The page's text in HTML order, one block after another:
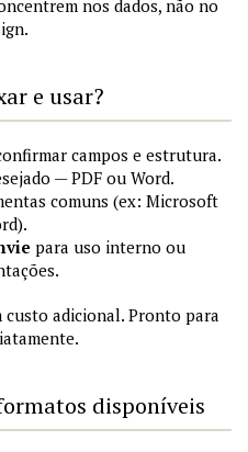
nos dados, não no
e usar?
campos e estrutura.
— PDF ou Word.
comuns (ex: Microsoft
para uso interno ou
adicional. Pronto para
disponíveis